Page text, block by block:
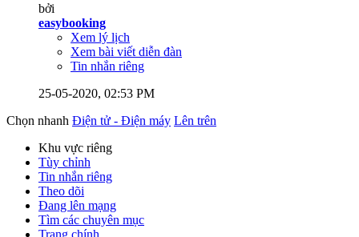
bởi
easybooking
Xem lý lịch
Xem bài viết diễn đàn
Tin nhắn riêng
25-05-2020, 02:53 PM
Chọn nhanh Điện tử - Điện máy Lên trên
Khu vực riêng
Tùy chỉnh
Tin nhắn riêng
Theo dõi
Đang lên mạng
Tìm các chuyên mục
Trang chính